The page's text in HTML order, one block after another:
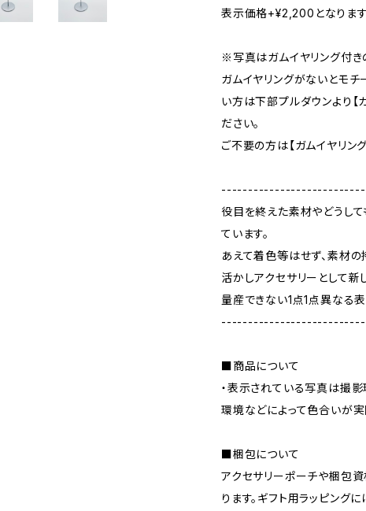
表示価格+¥2,200となります
※写真はガムイヤリング付き
ガムイヤリングがないとモ
い方は下部プルダウンより【
ださい。
ご不要の方は【ガムイヤリン
役目を終えた素材やどうし
ています。
あえて着色等はせず、素材
活かしアクセサリーとして新
量産できない1点1点異なる表
■商品について
・表示されている写真は撮
環境などによって色合いが
■梱包について
アクセサリーポーチや梱包
ります。ギフト用ラッピング